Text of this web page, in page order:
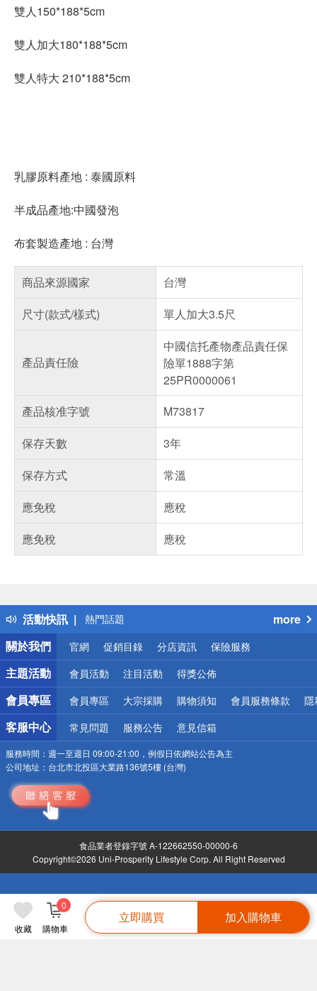
收藏 購物車
0
立即購買 加入購物車
雙人150*188*5cm
雙人加大180*188*5cm
雙人特大 210*188*5cm
乳膠原料產地 : 泰國原料
半成品產地:中國發泡
布套製造產地 : 台灣
商品來源國家
台灣
尺寸(款式/樣式)
單人加大3.5尺
產品責任險
中國信托產物產品責任保
險單1888字第
25PR0000061
產品核准字號
M73817
保存天數
3年
保存方式
常溫
應免稅
應稅
應免稅
應稅
活動快訊
得獎公告
熱門話題
銀行優惠
偏遠地區配送
詐騙網頁！請小心！
more
關於我們
官網 促銷目錄 分店資訊 保險服務
主題活動 會員活動 注目活動 得獎公佈
會員專區 會員專區 大宗採購 購物須知 會員服務條款 隱
客服中心 常見問題 服務公告 意見信箱
服務時間： 週一至週日 09:00-21:00，例假日依網站公告為主
公司地址： 台北市北投區大業路136號5樓 (台灣)
食品業者登錄字號 A-122662550-00000-6
Copyright©2026 Uni-Prosperity Lifestyle Corp. All Right Reserved